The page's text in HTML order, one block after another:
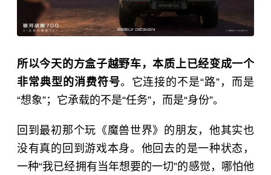
所以今天的方盒子越野车，本质上已经变成一个
非常典型的消费符号。它连接的不是“路”，而是
“想象”；它承载的不是“任务”，而是“身份”。
回到最初那个玩《魔兽世界》的朋友，他其实也
没有真的回到游戏本身。他回去的是一种状态，
一种“我已经拥有当年想要的一切”的感觉，哪怕他